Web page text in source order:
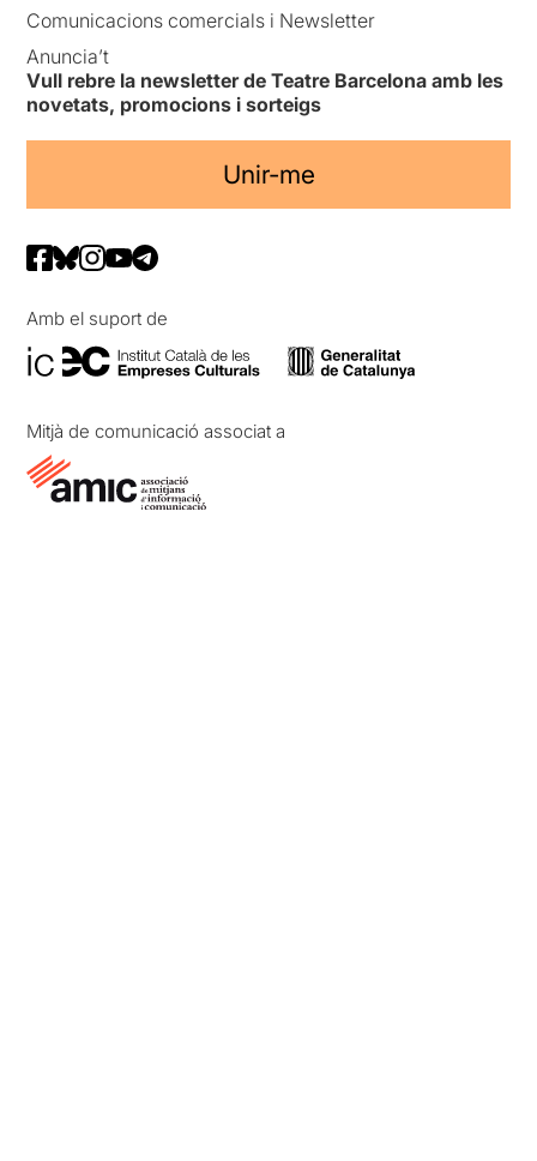
Comunicacions comercials i Newsletter
Anuncia’t
Vull rebre la newsletter de Teatre Barcelona amb les
novetats, promocions i sorteigs
Unir-me
Amb el suport de
Mitjà de comunicació associat a